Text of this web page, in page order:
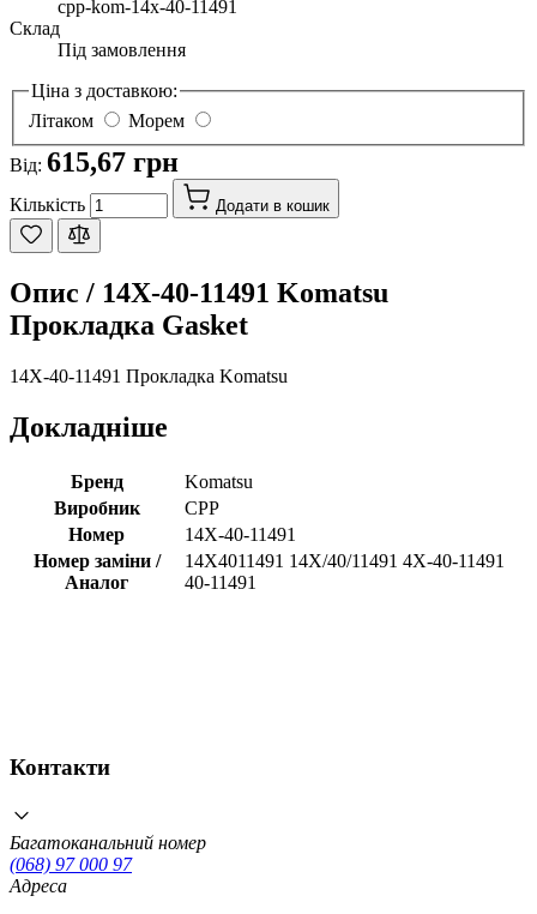
cpp-kom-14x-40-11491
Склад
Під замовлення
Ціна з доставкою:
Літаком
Морем
Від: 615,67 грн
Кількість Додати в кошик
Опис / 14X-40-11491 Komatsu
Прокладка Gasket
14X-40-11491 Прокладка Komatsu
Докладніше
Бренд
Komatsu
Виробник
CPP
Номер
14X-40-11491
Номер заміни /
Аналог
14X4011491 14X/40/11491 4X-40-11491
40-11491
Контакти
Багатоканальний номер
(068) 97 000 97
Адреса